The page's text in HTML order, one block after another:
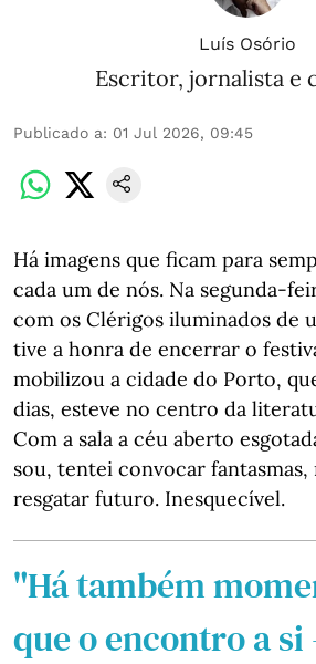
Luís Osório
Escritor, jornalista e
Publicado a: 01 Jul 2026, 09:45
Há imagens que ficam para
cada um de nós. Na segunda-
com os Clérigos iluminados de
tive a honra de encerrar o
mobilizou a cidade do Porto,
dias, esteve no centro da
Com a sala a céu aberto
sou, tentei convocar fantasmas,
resgatar futuro. Inesquecível.
"Há também
que o encontro a si